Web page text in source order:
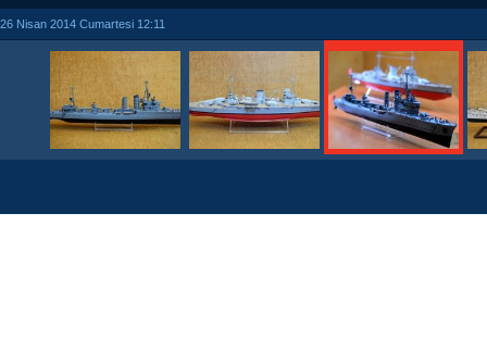
26 Nisan 2014 Cumartesi 12:11